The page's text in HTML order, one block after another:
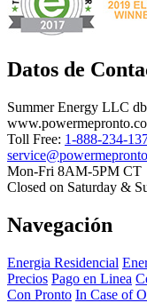
Datos de
Summer Energy LLC
Toll Free: 1-888-234-
Mon-Fri 8AM-5PM CT
Closed on Saturday &
Navegación
Energia Residencial
Precios Pago en Linea
Con Pronto In Case of